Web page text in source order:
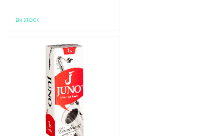
EN STOCK